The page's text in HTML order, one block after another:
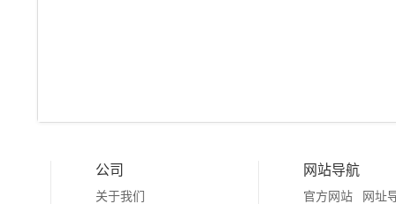
公司
关于我们
网站导航
官方网站
网址